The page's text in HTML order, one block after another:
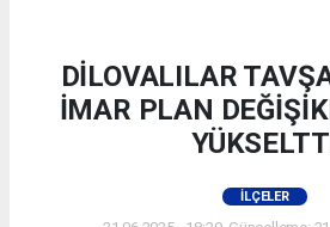
DİLOVALILAR
İMAR PLAN
İLÇELER